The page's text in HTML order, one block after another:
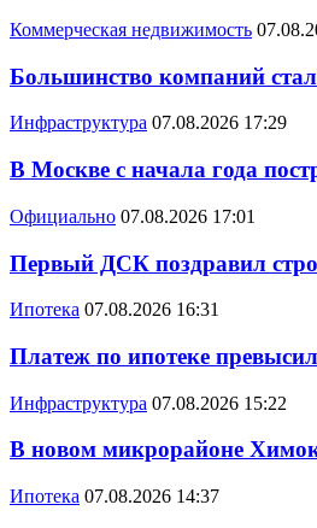
Коммерческая недвижимость
Большинство компаний
Инфраструктура 07.08.2026 17:29
В Москве с начала года
Официально 07.08.2026 17:01
Первый ДСК поздравил
Ипотека 07.08.2026 16:31
Платеж по ипотеке
Инфраструктура 07.08.2026 15:22
В новом микрорайоне Химок
Ипотека 07.08.2026 14:37